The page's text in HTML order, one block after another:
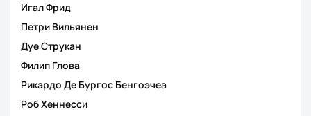
Игал Фрид
Петри Вильянен
Дуе Струкан
Филип Глова
Рикардо Де Бургос Бенгоэчеа
Роб Хеннесси